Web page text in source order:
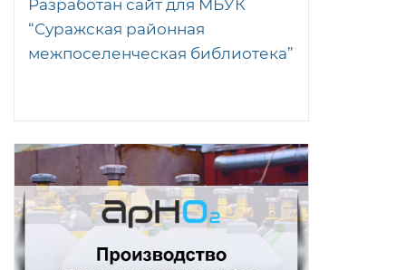
Разработан сайт для МБУК
“Суражская районная
межпоселенческая библиотека”